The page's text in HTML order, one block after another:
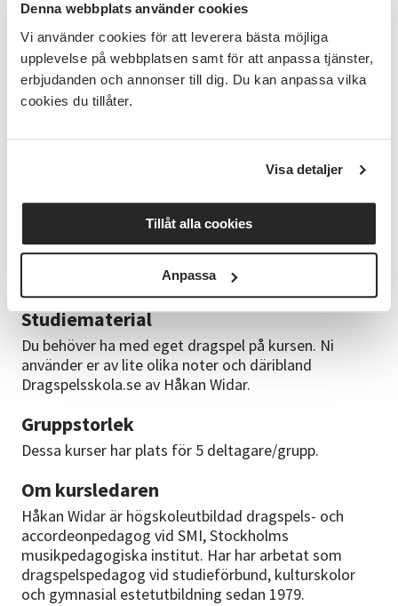
Denna webbplats använder cookies
Vi använder cookies för att leverera bästa möjliga
upplevelse på webbplatsen samt för att anpassa tjänster,
erbjudanden och annonser till dig. Du kan anpassa vilka
cookies du tillåter.
Visa detaljer
Tillåt alla cookies
Anpassa
Efter avslutad kurs har du lärt dig spela enklare
ackord på dragspelet eller utvecklat din tidigare
kunskap, beroende på din nivå från början såklart.
Innehåll och anmälan
Håkan Widar på mail hakan.widar@bahnhof.se eller
så gör du en intresseanmälan här på hemsidan så
förmedlar vi kontakt. Söndagsgruppen håller till i
Studieförbundet Vuxenskolans lokaler på Östra
Långgatan 40 medan tisdag och onsdagsgrupperna
håller till på Eliasa gård i Södra näs. På våren brukar
det vara en dragspelskonsert ihop med Kulturskolan i
Studiematerial
Du behöver ha med eget dragspel på kursen. Ni
använder er av lite olika noter och däribland
Dragspelsskola.se av Håkan Widar.
Gruppstorlek
Dessa kurser har plats för 5 deltagare/grupp.
Om kursledaren
Håkan Widar är högskoleutbildad dragspels- och
accordeonpedagog vid SMI, Stockholms
musikpedagogiska institut. Har har arbetat som
dragspelspedagog vid studieförbund, kulturskolor
och gymnasial estetutbildning sedan 1979.